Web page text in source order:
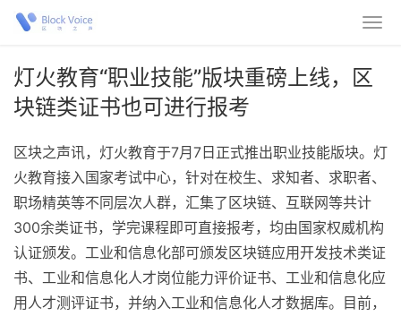
灯火教育“职业技能”版块重磅上线，区
块链类证书也可进行报考
区块之声讯，灯火教育于7月7日正式推出职业技能版块。灯
火教育接入国家考试中心，针对在校生、求知者、求职者、
职场精英等不同层次人群，汇集了区块链、互联网等共计
300余类证书，学完课程即可直接报考，均由国家权威机构
认证颁发。工业和信息化部可颁发区块链应用开发技术类证
书、工业和信息化人才岗位能力评价证书、工业和信息化应
用人才测评证书，并纳入工业和信息化人才数据库。目前，